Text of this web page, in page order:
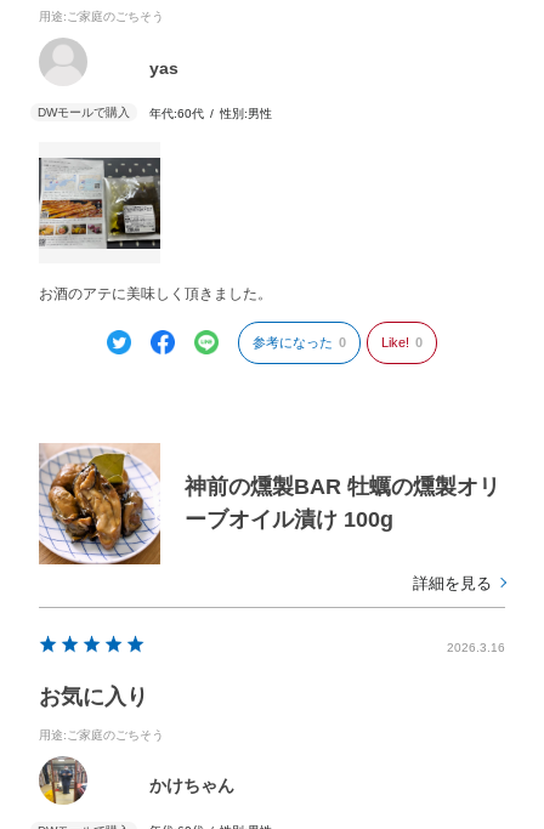
用途:ご家庭のごちそう
yas
年代:60代 性別:男性
お酒のアテに美味しく頂きました。
参考になった 0 Like! 0
神前の燻製BAR 牡蠣の燻製オリ
ーブオイル漬け 100g
詳細を見る
2026.3.16
お気に入り
用途:ご家庭のごちそう
かけちゃん